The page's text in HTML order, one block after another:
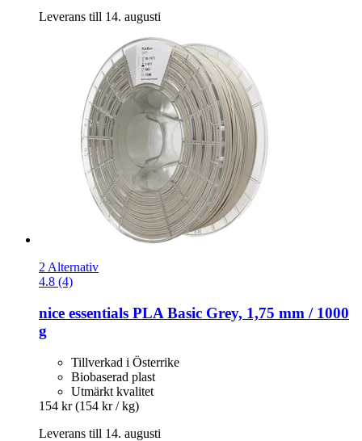
Leverans till 14. augusti
2 Alternativ
4.8 (4)
nice essentials PLA Basic Grey, 1,75 mm / 1000
g
Tillverkad i Österrike
Biobaserad plast
Utmärkt kvalitet
154 kr (154 kr / kg)
Leverans till 14. augusti